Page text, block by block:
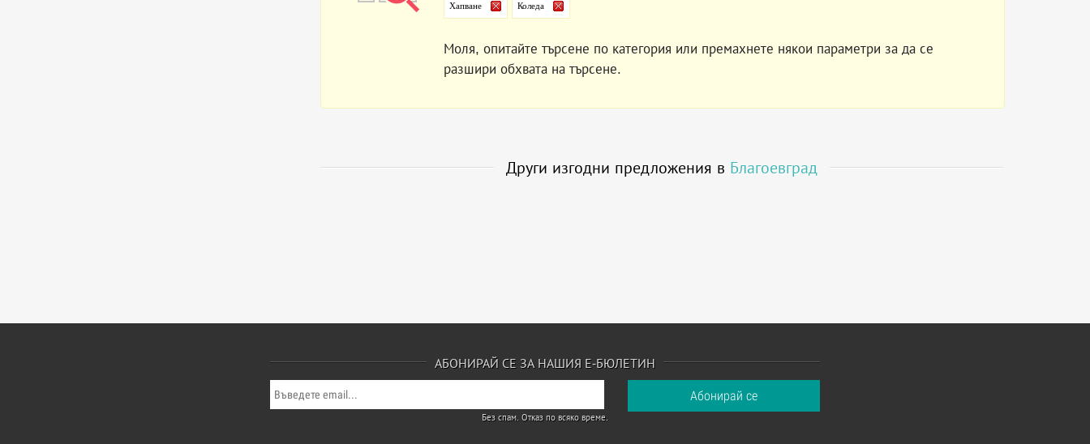
Хапване Коледа
Моля, опитайте търсене по категория или премахнете някои параметри за да се
разшири обхвата на търсене.
Други изгодни предложения в Благоевград
АБОНИРАЙ СЕ ЗА НАШИЯ Е-БЮЛЕТИН
Без спам. Отказ по всяко време.